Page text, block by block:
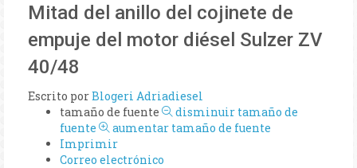
Mitad del anillo del cojinete de
empuje del motor diésel Sulzer ZV
40/48
Escrito porBlogeri Adriadiesel
tamaño de fuente
disminuir tamaño de
fuente
aumentar tamaño de fuente
Imprimir
Correo electrónico